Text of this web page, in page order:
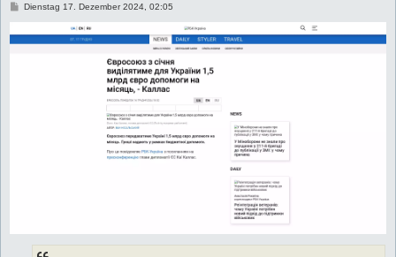
B
t
Dienstag 17. Dezember 2024, 02:05